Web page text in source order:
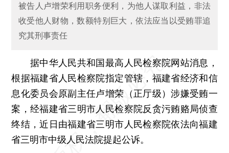
被告人卢增荣利用职务便利，为他人谋取利益，非法
收受他人财物，数额特别巨大，依法应当以受贿罪追
究其刑事责任
据中华人民共和国最高人民检察院网站消息，
根据福建省人民检察院指定管辖，福建省经济和信
息化委员会原副主任卢增荣（正厅级）涉嫌受贿一
案，经福建省三明市人民检察院反贪污贿赂局侦查
终结，近日由福建省三明市人民检察院依法向福建
省三明市中级人民法院提起公诉。